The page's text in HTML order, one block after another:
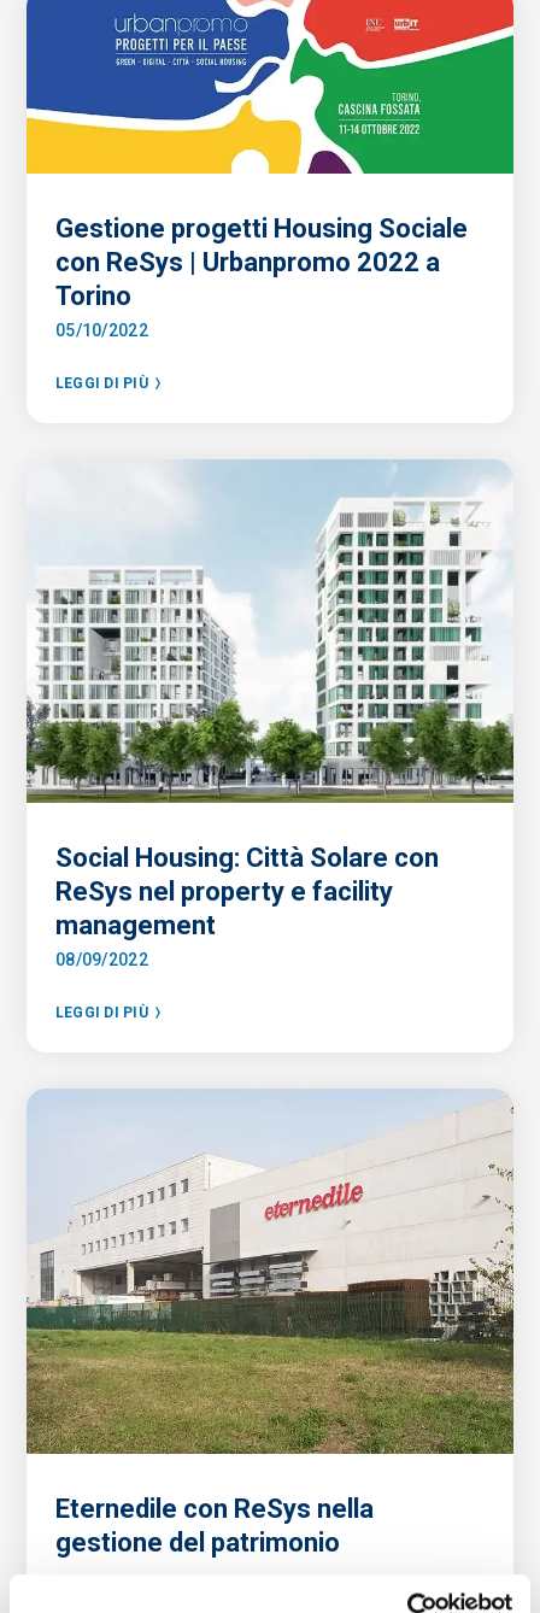
Gestione progetti Housing Sociale
con ReSys | Urbanpromo 2022 a
Torino
05/10/2022
LEGGI DI PIÙ
Social Housing: Città Solare con
ReSys nel property e facility
management
08/09/2022
LEGGI DI PIÙ
Eternedile con ReSys nella
gestione del patrimonio